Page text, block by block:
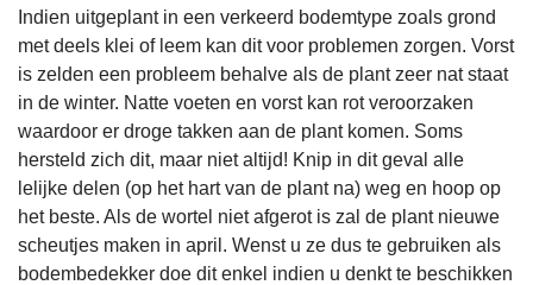
Indien uitgeplant in een verkeerd bodemtype zoals grond
met deels klei of leem kan dit voor problemen zorgen. Vorst
is zelden een probleem behalve als de plant zeer nat staat
in de winter. Natte voeten en vorst kan rot veroorzaken
waardoor er droge takken aan de plant komen. Soms
hersteld zich dit, maar niet altijd! Knip in dit geval alle
lelijke delen (op het hart van de plant na) weg en hoop op
het beste. Als de wortel niet afgerot is zal de plant nieuwe
scheutjes maken in april. Wenst u ze dus te gebruiken als
bodembedekker doe dit enkel indien u denkt te beschikken